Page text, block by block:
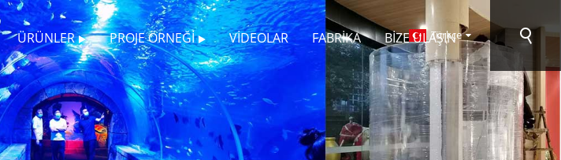
ÜRÜNLER PROJE ÖRNEĞI VIDEOLAR FABRIKA BIZE ULAŞIN
Türkçe